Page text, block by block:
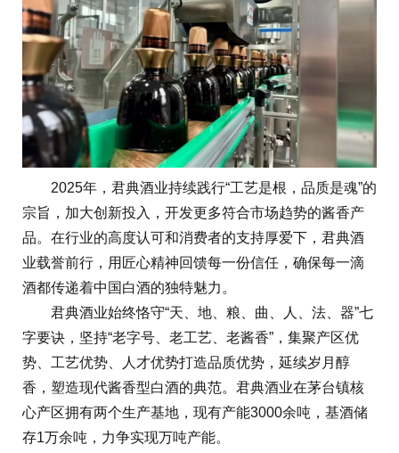
2025年，君典酒业持续践行“工艺是根，品质是魂”的
宗旨，加大创新投入，开发更多符合市场趋势的酱香产
品。在行业的高度认可和消费者的支持厚爱下，君典酒
业载誉前行，用匠心精神回馈每一份信任，确保每一滴
酒都传递着中国白酒的独特魅力。
君典酒业始终恪守“天、地、粮、曲、人、法、器”七
字要诀，坚持“老字号、老工艺、老酱香”，集聚产区优
势、工艺优势、人才优势打造品质优势，延续岁月醇
香，塑造现代酱香型白酒的典范。君典酒业在茅台镇核
心产区拥有两个生产基地，现有产能3000余吨，基酒储
存1万余吨，力争实现万吨产能。